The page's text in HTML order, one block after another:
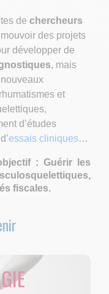
de chercheurs
des projets
développer de
, mais
et
d’études
essais cliniques…
: Guérir les
fiscales.